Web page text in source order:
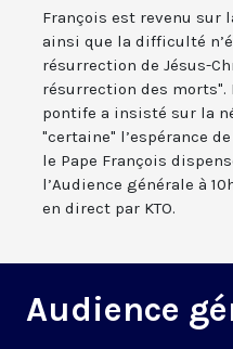
François est revenu sur
ainsi que la difficulté
résurrection de Jésus-
résurrection des morts".
pontife a insisté sur la
"certaine" l’espérance
le Pape François
l’Audience générale à
en direct par KTO.
Audience